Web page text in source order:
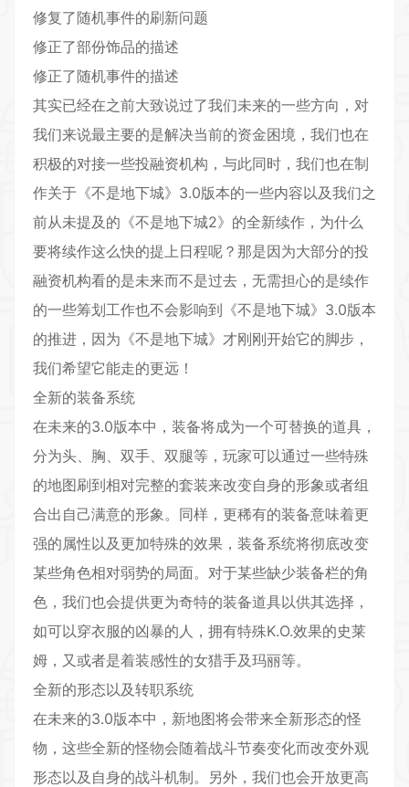
修复了随机事件的刷新问题
修正了部份饰品的描述
修正了随机事件的描述
其实已经在之前大致说过了我们未来的一些方向，对
我们来说最主要的是解决当前的资金困境，我们也在
积极的对接一些投融资机构，与此同时，我们也在制
作关于《不是地下城》3.0版本的一些内容以及我们之
前从未提及的《不是地下城2》的全新续作，为什么
要将续作这么快的提上日程呢？那是因为大部分的投
融资机构看的是未来而不是过去，无需担心的是续作
的一些筹划工作也不会影响到《不是地下城》3.0版本
的推进，因为《不是地下城》才刚刚开始它的脚步，
我们希望它能走的更远！
全新的装备系统
在未来的3.0版本中，装备将成为一个可替换的道具，
分为头、胸、双手、双腿等，玩家可以通过一些特殊
的地图刷到相对完整的套装来改变自身的形象或者组
合出自己满意的形象。同样，更稀有的装备意味着更
强的属性以及更加特殊的效果，装备系统将彻底改变
某些角色相对弱势的局面。对于某些缺少装备栏的角
色，我们也会提供更为奇特的装备道具以供其选择，
如可以穿衣服的凶暴的人，拥有特殊K.O.效果的史莱
姆，又或者是着装感性的女猎手及玛丽等。
全新的形态以及转职系统
在未来的3.0版本中，新地图将会带来全新形态的怪
物，这些全新的怪物会随着战斗节奏变化而改变外观
形态以及自身的战斗机制。另外，我们也会开放更高